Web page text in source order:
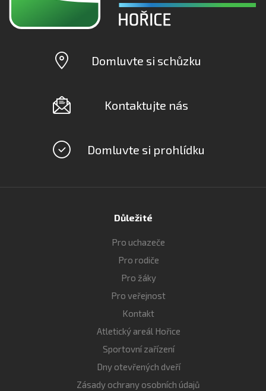
Domluvte si schůzku
Kontaktujte nás
Domluvte si prohlídku
Důležité
Pro uchazeče
Pro rodiče
Pro žáky
Pro veřejnost
Kontakt
Atletický areál Hořice
Sportovní zařízení
Dny otevřených dveří
Zásady ochrany osobních údajů